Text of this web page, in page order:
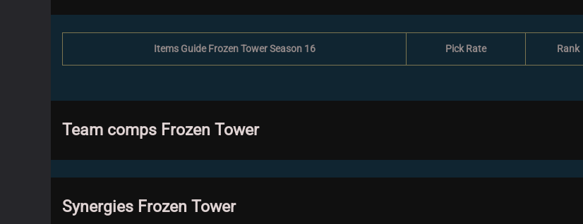
Items Guide Frozen Tower Season 16 Pick Rate Rank
Team comps Frozen Tower
Synergies Frozen Tower